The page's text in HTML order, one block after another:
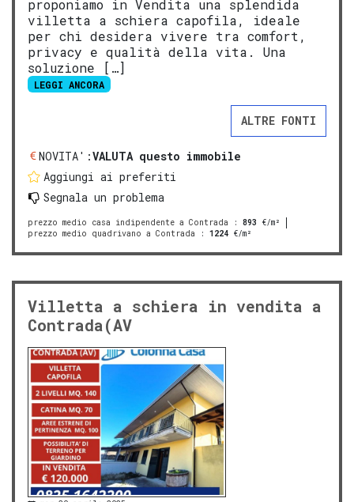
proponiamo in Vendita una splendida
villetta a schiera capofila, ideale
per chi desidera vivere tra comfort,
privacy e qualità della vita. Una
soluzione […]
LEGGI ANCORA
ALTRE FONTI
NOVITA':VALUTA questo immobile
Aggiungi ai preferiti
Segnala un problema
prezzo medio casa indipendente a Contrada : 893 €/m²
prezzo medio quadrivano a Contrada : 1224 €/m²
Villetta a schiera in vendita a
Contrada(AV